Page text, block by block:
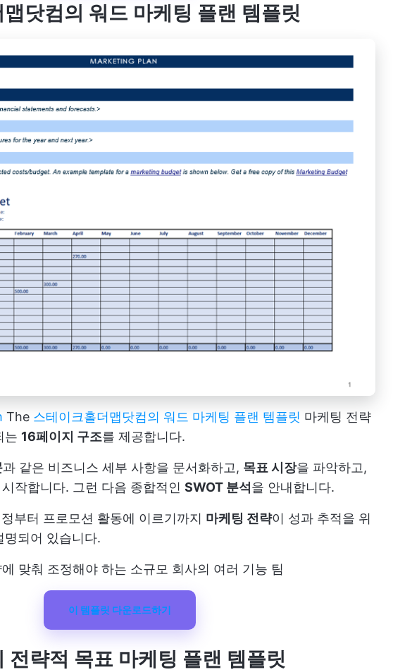
닷컴의 워드 마케팅 플랜 템플릿
The 스테이크홀더맵닷컴의 워드 마케팅 플랜 템플릿 마케팅 전략
는 16페이지 구조를 제공합니다.
과 같은 비즈니스 세부 사항을 문서화하고, 목표 시장을 파악하고,
작합니다. 그런 다음 종합적인 SWOT 분석 을 안내합니다.
부터 프로모션 활동에 이르기까지 마케팅 전략이 성과 추적을 위
명되어 있습니다.
맞춰 조정해야 하는 소규모 회사의 여러 기능 팀
이 템플릿 다운로드하기
략적 목표 마케팅 플랜 템플릿